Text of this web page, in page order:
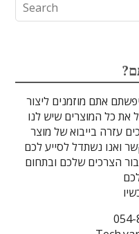
תנועה
לייזר
אתם מוזמנים ליצור
את כל המוצרים שיש לנו
עזרה בייבוא של מוצר
ואנו נשתדל לסייע לכם
הצרכים שלכם ובתחום